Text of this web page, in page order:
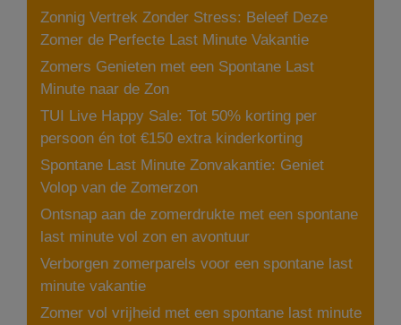
Zonnig Vertrek Zonder Stress: Beleef Deze
Zomer de Perfecte Last Minute Vakantie
Zomers Genieten met een Spontane Last
Minute naar de Zon
TUI Live Happy Sale: Tot 50% korting per
persoon én tot €150 extra kinderkorting
Spontane Last Minute Zonvakantie: Geniet
Volop van de Zomerzon
Ontsnap aan de zomerdrukte met een spontane
last minute vol zon en avontuur
Verborgen zomerparels voor een spontane last
minute vakantie
Zomer vol vrijheid met een spontane last minute